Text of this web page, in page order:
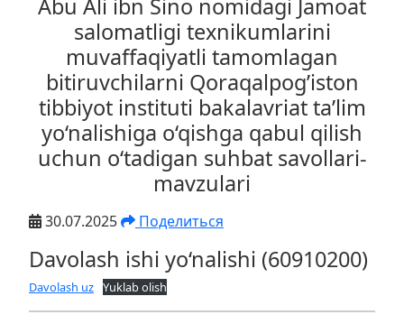
Abu Ali ibn Sino nomidagi Jamoat
salomatligi texnikumlarini
muvaffaqiyatli tamomlagan
bitiruvchilarni Qoraqalpog’iston
tibbiyot instituti bakalavriat ta’lim
yo‘nalishiga o‘qishga qabul qilish
uchun o‘tadigan suhbat savollari-
mavzulari
30.07.2025 Поделиться
Davolash ishi yo‘nalishi (60910200)
Davolash uz Yuklab olish